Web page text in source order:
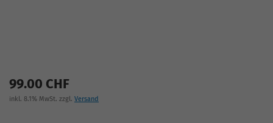
99.00 CHF
inkl. 8.1% MwSt. zzgl. Versand